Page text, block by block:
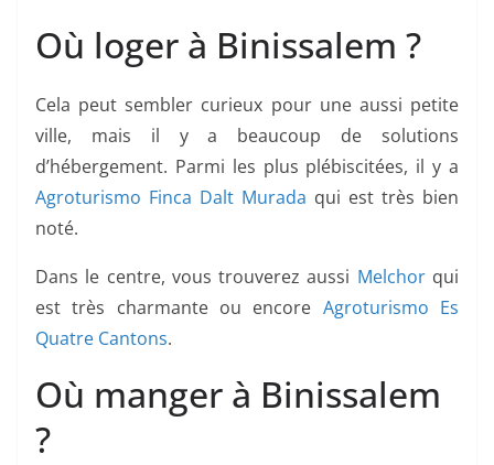
Où loger à Binissalem ?
Cela peut sembler curieux pour une aussi petite
ville, mais il y a beaucoup de solutions
d’hébergement. Parmi les plus plébiscitées, il y a
Agroturismo Finca Dalt Murada qui est très bien
noté.
Dans le centre, vous trouverez aussi Melchorqui
est très charmante ou encore Agroturismo Es
Quatre Cantons.
Où manger à Binissalem
?